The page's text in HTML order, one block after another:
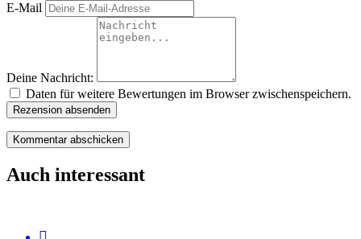
E-Mail
Deine Nachricht:
Daten für weitere Bewertungen im Browser zwischenspeichern.
Rezension absenden
Auch interessant